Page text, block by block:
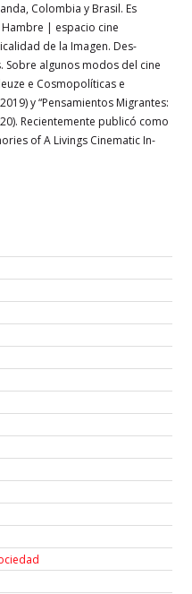
Colombia y Brasil. Es
| espacio cine
de la Imagen. Des-
algunos modos del cine
e Cosmopolíticas e
y “Pensamientos Migrantes:
Recientemente publicó como
of A Livings Cinematic In-